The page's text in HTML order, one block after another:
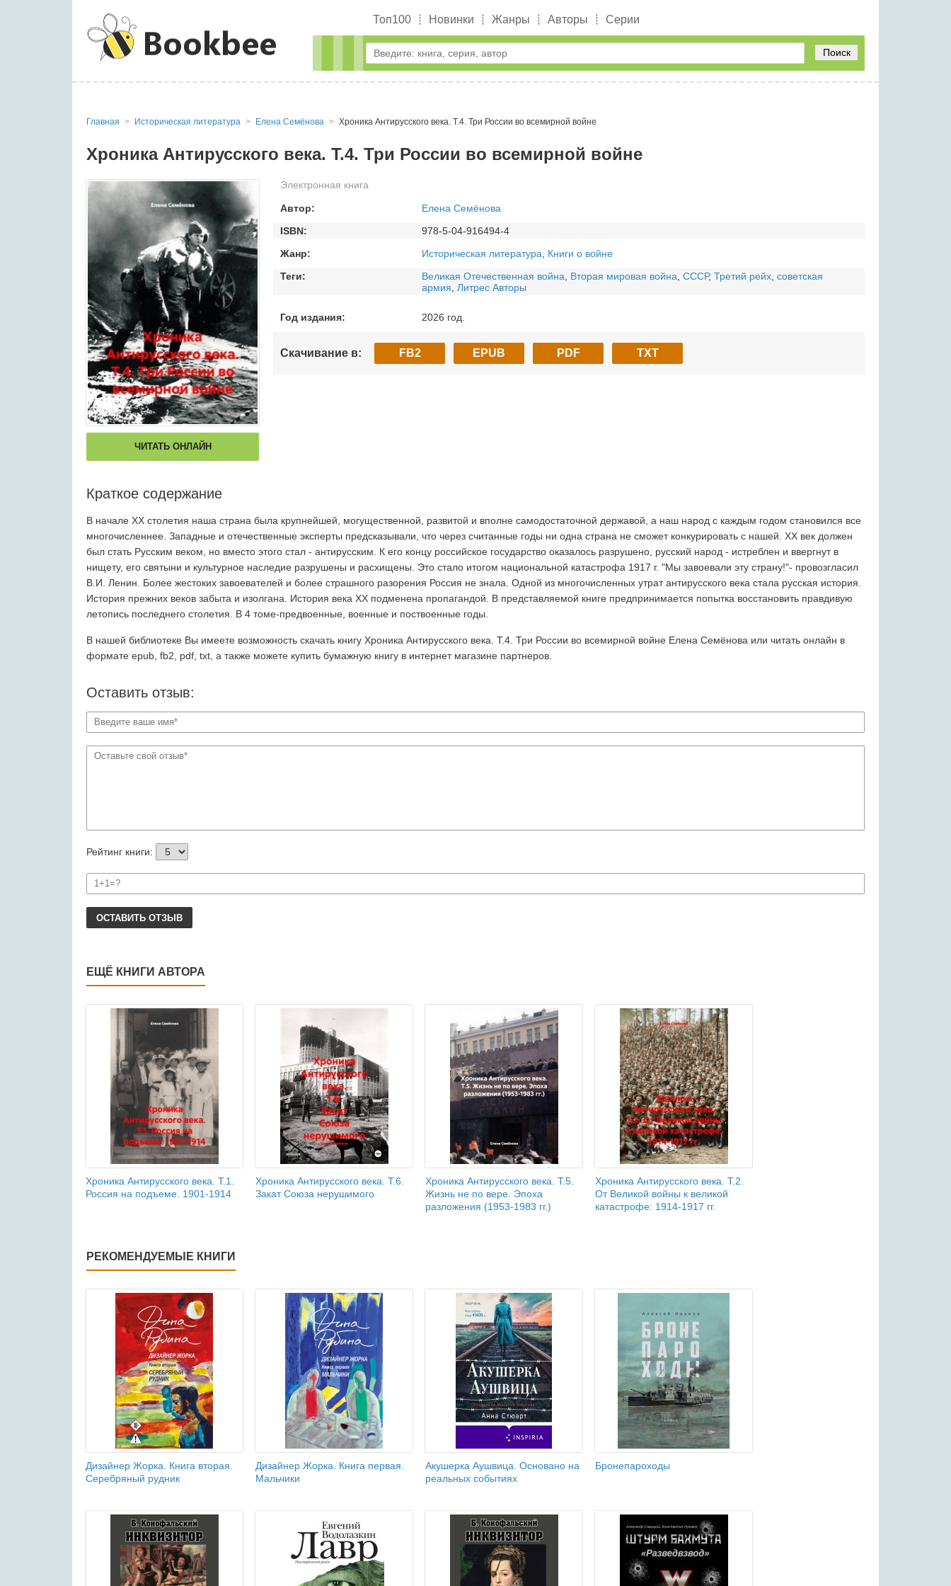
Топ100 Новинки Жанры Авторы Серии
Поиск
Главная Историческая литература Елена Семёнова Хроника Антирусского века. Т.4. Три России во всемирной войне
Хроника Антирусского века. Т.4. Три России во всемирной войне
ЧИТАТЬ ОНЛАЙН
Электронная книга
Автор:
Елена Семёнова
ISBN:
978-5-04-916494-4
Жанр:
Историческая литература
Книги о войне
Теги:
Великая Отечественная война Вторая мировая война СССР, Третий рейх советская
армия
Литрес Авторы
Год издания: 2026 год.
Скачивание в: FB2 EPUB PDF TXT
Краткое содержание
В начале ХХ столетия наша страна была крупнейшей, могущественной, развитой и вполне самодостаточной державой, а наш народ с каждым годом становился все
многочисленнее. Западные и отечественные эксперты предсказывали, что через считанные годы ни одна страна не сможет конкурировать с нашей. ХХ век должен
был стать Русским веком, но вместо этого стал - антирусским. К его концу российское государство оказалось разрушено, русский народ - истреблен и ввергнут в
нищету, его святыни и культурное наследие разрушены и расхищены. Это стало итогом национальной катастрофа 1917 г. "Мы завоевали эту страну!"- провозгласил
В.И. Ленин. Более жестоких завоевателей и более страшного разорения Россия не знала. Одной из многочисленных утрат антирусского века стала русская история.
История прежних веков забыта и изолгана. История века ХХ подменена пропагандой. В представляемой книге предпринимается попытка восстановить правдивую
летопись последнего столетия. В 4 томе-предвоенные, военные и поствоенные годы.
В нашей библиотеке Вы имеете возможность скачать книгу Хроника Антирусского века. Т.4. Три России во всемирной войне Елена Семёнова или читать онлайн в
формате epub, fb2, pdf, txt, а также можете купить бумажную книгу в интернет магазине партнеров.
Оставить отзыв:
Рейтинг книги:
ОСТАВИТЬ ОТЗЫВ
ЕЩЁ КНИГИ АВТОРА
Хроника Антирусского века. Т.1.
Россия на подъеме. 1901-1914
Хроника Антирусского века. Т.6.
Закат Союза нерушимого
Хроника Антирусского века. Т.5.
Жизнь не по вере. Эпоха
разложения (1953-1983 гг.)
Хроника Антирусского века. Т.2.
От Великой войны к великой
катастрофе: 1914-1917 гг.
РЕКОМЕНДУЕМЫЕ КНИГИ
Дизайнер Жорка. Книга вторая.
Серебряный рудник
Дизайнер Жорка. Книга первая.
Мальчики
Акушерка Аушвица. Основано на
реальных событиях
Бронепароходы